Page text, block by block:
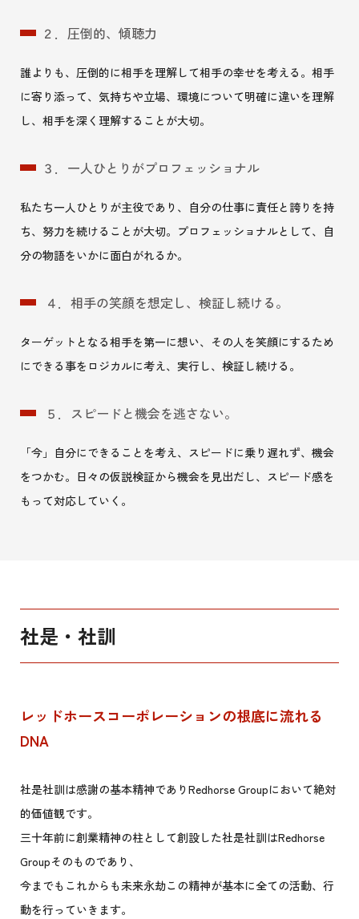
２．圧倒的、傾聴力
誰よりも、圧倒的に相手を理解して相手の幸せを考える。相手
に寄り添って、気持ちや立場、環境について明確に違いを理解
し、相手を深く理解することが大切。
３．一人ひとりがプロフェッショナル
私たち一人ひとりが主役であり、自分の仕事に責任と誇りを持
ち、努力を続けることが大切。プロフェッショナルとして、自
分の物語をいかに面白がれるか。
４．相手の笑顔を想定し、検証し続ける。
ターゲットとなる相手を第一に想い、その人を笑顔にするため
にできる事をロジカルに考え、実行し、検証し続ける。
５．スピードと機会を逃さない。
「今」自分にできることを考え、スピードに乗り遅れず、機会
をつかむ。日々の仮説検証から機会を見出だし、スピード感を
もって対応していく。
社是・社訓
レッドホースコーポレーションの根底に流れる
DNA
社是社訓は感謝の基本精神でありRedhorse Groupにおいて絶対
的価値観です。
三十年前に創業精神の柱として創設した社是社訓はRedhorse
Groupそのものであり、
今までもこれからも未来永劫この精神が基本に全ての活動、行
動を行っていきます。